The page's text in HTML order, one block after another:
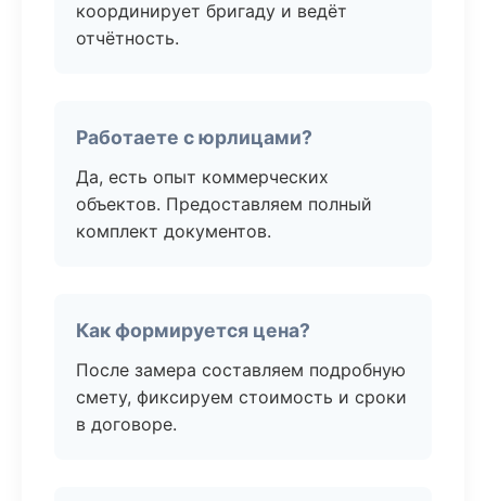
координирует бригаду и ведёт
отчётность.
Работаете с юрлицами?
Да, есть опыт коммерческих
объектов. Предоставляем полный
комплект документов.
Как формируется цена?
После замера составляем подробную
смету, фиксируем стоимость и сроки
в договоре.